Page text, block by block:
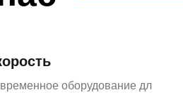
оборудование дл